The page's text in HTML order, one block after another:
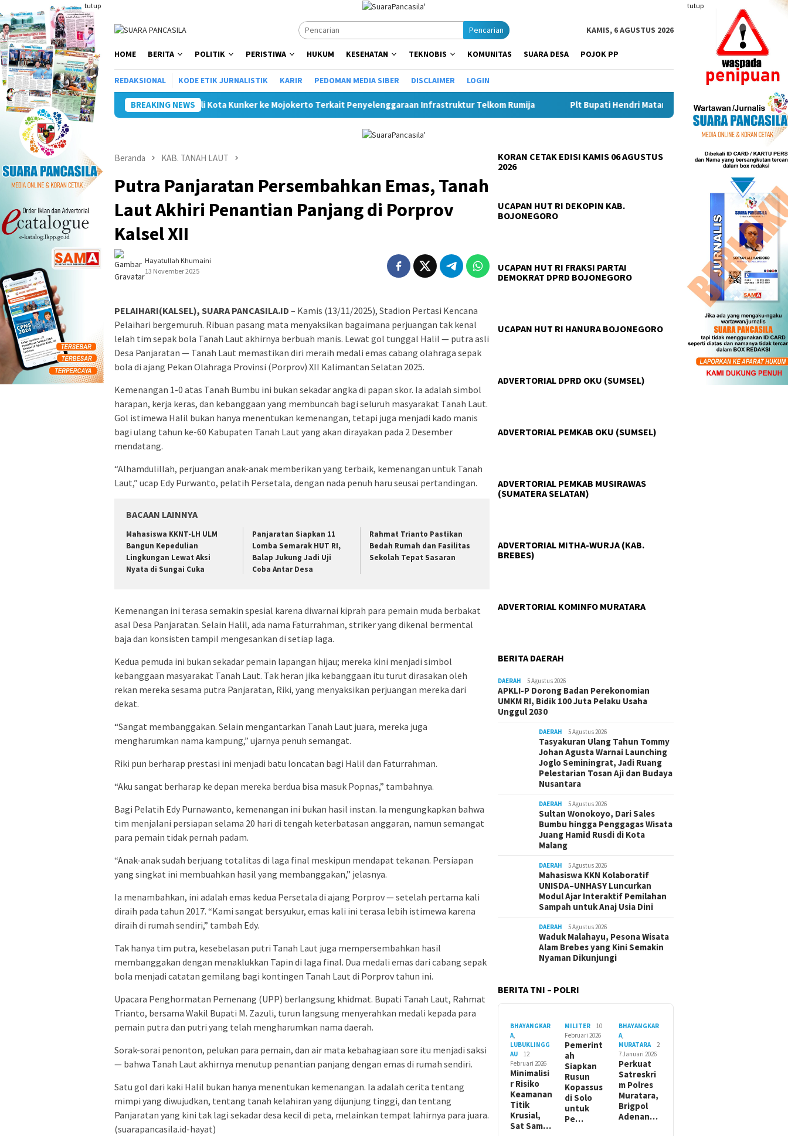
ke
konten
tutup tutup
Pencarian KAMIS, 6 AGUSTUS 2026
HOME BERITA POLITIK PERISTIWA HUKUM KESEHATAN TEKNOBIS KOMUNITAS SUARA DESA POJOK PP
REDAKSIONAL KODE ETIK JURNALISTIK KARIR PEDOMAN MEDIA SIBER DISCLAIMER LOGIN
BREAKING NEWS
Wali Kota Kunker ke Mojokerto Terkait Penyelenggaraan Infrastruktur Telkom Rumija Plt Bupati Hendri Matangkan Gebyar Semarak Merah Putih, Siapkan
Beranda KAB. TANAH LAUT
Putra Panjaratan Persembahkan Emas, Tanah
Laut Akhiri Penantian Panjang di Porprov
Kalsel XII
Hayatullah Khumaini
13 November 2025
PELAIHARI(KALSEL), SUARA PANCASILA.ID – Kamis (13/11/2025), Stadion Pertasi Kencana
Pelaihari bergemuruh. Ribuan pasang mata menyaksikan bagaimana perjuangan tak kenal
lelah tim sepak bola Tanah Laut akhirnya berbuah manis. Lewat gol tunggal Halil — putra asli
Desa Panjaratan — Tanah Laut memastikan diri meraih medali emas cabang olahraga sepak
bola di ajang Pekan Olahraga Provinsi (Porprov) XII Kalimantan Selatan 2025.
Kemenangan 1-0 atas Tanah Bumbu ini bukan sekadar angka di papan skor. Ia adalah simbol
harapan, kerja keras, dan kebanggaan yang membuncah bagi seluruh masyarakat Tanah Laut.
Gol istimewa Halil bukan hanya menentukan kemenangan, tetapi juga menjadi kado manis
bagi ulang tahun ke-60 Kabupaten Tanah Laut yang akan dirayakan pada 2 Desember
mendatang.
“Alhamdulillah, perjuangan anak-anak memberikan yang terbaik, kemenangan untuk Tanah
Laut,” ucap Edy Purwanto, pelatih Persetala, dengan nada penuh haru seusai pertandingan.
BACAAN LAINNYA
Mahasiswa KKNT-LH ULM
Bangun Kepedulian
Lingkungan Lewat Aksi
Nyata di Sungai Cuka
Panjaratan Siapkan 11
Lomba Semarak HUT RI,
Balap Jukung Jadi Uji
Coba Antar Desa
Rahmat Trianto Pastikan
Bedah Rumah dan Fasilitas
Sekolah Tepat Sasaran
Kemenangan ini terasa semakin spesial karena diwarnai kiprah para pemain muda berbakat
asal Desa Panjaratan. Selain Halil, ada nama Faturrahman, striker yang dikenal bermental
baja dan konsisten tampil mengesankan di setiap laga.
Kedua pemuda ini bukan sekadar pemain lapangan hijau; mereka kini menjadi simbol
kebanggaan masyarakat Tanah Laut. Tak heran jika kebanggaan itu turut dirasakan oleh
rekan mereka sesama putra Panjaratan, Riki, yang menyaksikan perjuangan mereka dari
dekat.
“Sangat membanggakan. Selain mengantarkan Tanah Laut juara, mereka juga
mengharumkan nama kampung,” ujarnya penuh semangat.
Riki pun berharap prestasi ini menjadi batu loncatan bagi Halil dan Faturrahman.
“Aku sangat berharap ke depan mereka berdua bisa masuk Popnas,” tambahnya.
Bagi Pelatih Edy Purnawanto, kemenangan ini bukan hasil instan. Ia mengungkapkan bahwa
tim menjalani persiapan selama 20 hari di tengah keterbatasan anggaran, namun semangat
para pemain tidak pernah padam.
“Anak-anak sudah berjuang totalitas di laga final meskipun mendapat tekanan. Persiapan
yang singkat ini membuahkan hasil yang membanggakan,” jelasnya.
Ia menambahkan, ini adalah emas kedua Persetala di ajang Porprov — setelah pertama kali
diraih pada tahun 2017. “Kami sangat bersyukur, emas kali ini terasa lebih istimewa karena
diraih di rumah sendiri,” tambah Edy.
Tak hanya tim putra, kesebelasan putri Tanah Laut juga mempersembahkan hasil
membanggakan dengan menaklukkan Tapin di laga final. Dua medali emas dari cabang sepak
bola menjadi catatan gemilang bagi kontingen Tanah Laut di Porprov tahun ini.
Upacara Penghormatan Pemenang (UPP) berlangsung khidmat. Bupati Tanah Laut, Rahmat
Trianto, bersama Wakil Bupati M. Zazuli, turun langsung menyerahkan medali kepada para
pemain putra dan putri yang telah mengharumkan nama daerah.
Sorak-sorai penonton, pelukan para pemain, dan air mata kebahagiaan sore itu menjadi saksi
— bahwa Tanah Laut akhirnya menutup penantian panjang dengan emas di rumah sendiri.
Satu gol dari kaki Halil bukan hanya menentukan kemenangan. Ia adalah cerita tentang
mimpi yang diwujudkan, tentang tanah kelahiran yang dijunjung tinggi, dan tentang
Panjaratan yang kini tak lagi sekadar desa kecil di peta, melainkan tempat lahirnya para juara.
(suarapancasila.id-hayat)
KORAN CETAK EDISI KAMIS 06 AGUSTUS
2026
UCAPAN HUT RI DEKOPIN KAB.
BOJONEGORO
UCAPAN HUT RI FRAKSI PARTAI
DEMOKRAT DPRD BOJONEGORO
UCAPAN HUT RI HANURA BOJONEGORO
ADVERTORIAL DPRD OKU (SUMSEL)
ADVERTORIAL PEMKAB OKU (SUMSEL)
ADVERTORIAL PEMKAB MUSIRAWAS
(SUMATERA SELATAN)
ADVERTORIAL MITHA-WURJA (KAB.
BREBES)
ADVERTORIAL KOMINFO MURATARA
BERITA DAERAH
DAERAH 5 Agustus 2026
APKLI-P Dorong Badan Perekonomian
UMKM RI, Bidik 100 Juta Pelaku Usaha
Unggul 2030
DAERAH 5 Agustus 2026
Tasyakuran Ulang Tahun Tommy
Johan Agusta Warnai Launching
Joglo Seminingrat, Jadi Ruang
Pelestarian Tosan Aji dan Budaya
Nusantara
DAERAH 5 Agustus 2026
Sultan Wonokoyo, Dari Sales
Bumbu hingga Penggagas Wisata
Juang Hamid Rusdi di Kota
Malang
DAERAH 5 Agustus 2026
Mahasiswa KKN Kolaboratif
UNISDA–UNHASY Luncurkan
Modul Ajar Interaktif Pemilahan
Sampah untuk Anaj Usia Dini
DAERAH 5 Agustus 2026
Waduk Malahayu, Pesona Wisata
Alam Brebes yang Kini Semakin
Nyaman Dikunjungi
BERITA TNI – POLRI
BHAYANGKAR
A,
LUBUKLINGG
AU
12
Februari 2026
Minimalisi
r Risiko
Keamanan
Titik
Krusial,
Sat Sam…
MILITER
10
Februari 2026
Pemerint
ah
Siapkan
Rusun
Kopassus
di Solo
untuk
Pe…
BHAYANGKAR
A,
MURATARA
2
7 Januari 2026
Perkuat
Satreskri
m Polres
Muratara,
Brigpol
Adenan…